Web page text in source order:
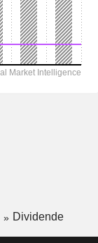
Dividende